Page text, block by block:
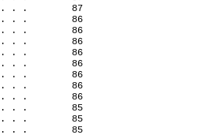
. . .
87
. . .
86
. . .
86
. . .
86
. . .
86
. . .
86
. . .
86
. .
86
. .
86
. . .
85
. . .
85
. . .
85